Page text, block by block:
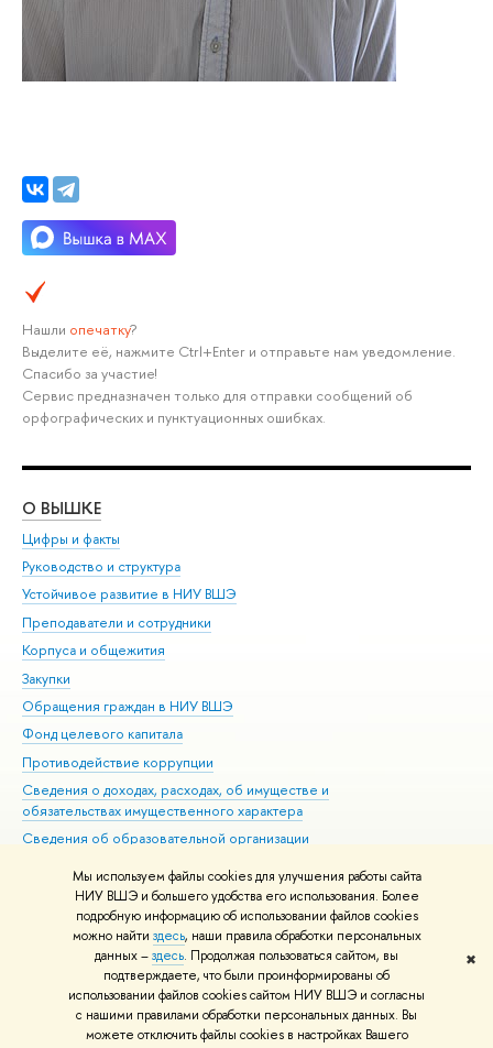
Мы используем файлы cookies для улучшения работы сайта
НИУ ВШЭ и большего удобства его использования. Более
подробную информацию об использовании файлов cookies
можно найти здесь, наши правила обработки персональных
данных –здесь. Продолжая пользоваться сайтом, вы
подтверждаете, что были проинформированы об
использовании файлов cookies сайтом НИУ ВШЭ и согласны
с нашими правилами обработки персональных данных. Вы
можете отключить файлы cookies в настройках Вашего
✖
Нашли опечатку?
Выделите её, нажмите Ctrl+Enter и отправьте нам уведомление.
Спасибо за участие!
Сервис предназначен только для отправки сообщений об
орфографических и пунктуационных ошибках.
О ВЫШКЕ
Цифры и факты
Руководство и структура
Устойчивое развитие в НИУ ВШЭ
Преподаватели и сотрудники
Корпуса и общежития
Закупки
Обращения граждан в НИУ ВШЭ
Фонд целевого капитала
Противодействие коррупции
Сведения о доходах, расходах, об имуществе и
обязательствах имущественного характера
Сведения об образовательной организации
Людям с ограниченными возможностями здоровья
Единая платежная страница
Работа в Вышке
© НИУ ВШЭ 1993–2026 Адреса и контакты Условия использования
материалов Политика конфиденциальности Карта сайта
Шрифты HSE Sans и HSE Slab разработаны вШколе дизайна НИУ ВШЭ